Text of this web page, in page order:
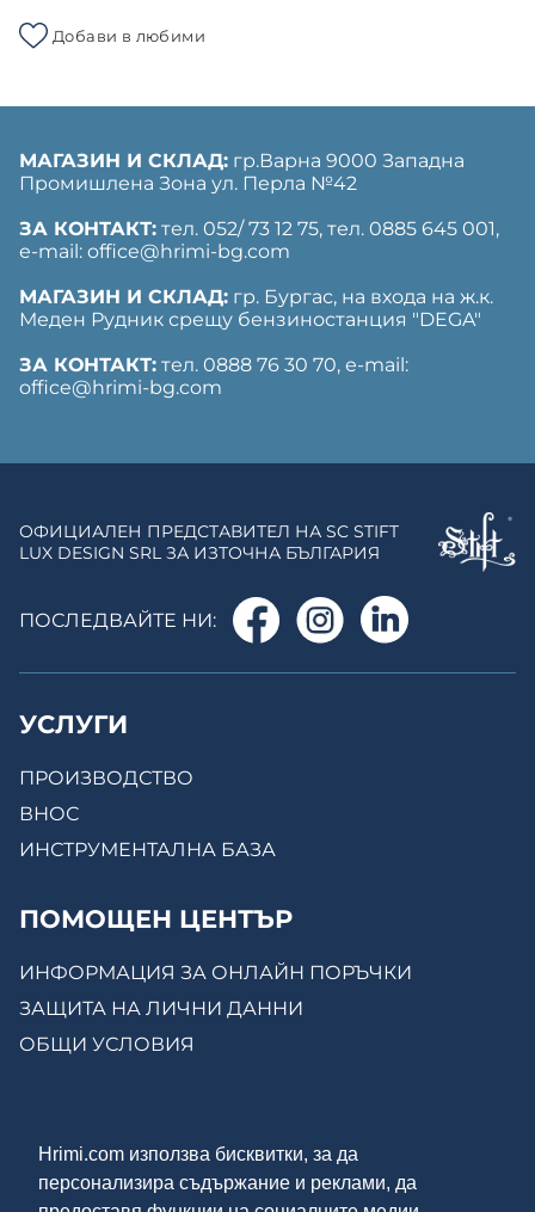
Hrimi.com използва бисквитки, за да
персонализира съдържание и реклами, да
Добави в любими
МАГАЗИН И СКЛАД: гр.Варна 9000 Западна
Промишлена Зона ул. Перла №42
ЗА КОНТАКТ: тел. 052/ 73 12 75, тел. ‎0885 645 001,
е-mail: office@hrimi-bg.com
МАГАЗИН И СКЛАД: гр. Бургас, на входа на ж.к.
Меден Рудник срещу бензиностанция "DEGA"
ЗА КОНТАКТ: тел. 0888 76 30 70, е-mail:
office@hrimi-bg.com
ОФИЦИАЛЕН ПРЕДСТАВИТЕЛ НА SC STIFT
LUX DESIGN SRL ЗА ИЗТОЧНА БЪЛГАРИЯ
ПОСЛЕДВАЙТЕ НИ:
УСЛУГИ
ПРОИЗВОДСТВО
ВНОС
ИНСТРУМЕНТАЛНА БАЗА
ПОМОЩЕН ЦЕНТЪР
ИНФОРМАЦИЯ ЗА ОНЛАЙН ПОРЪЧКИ
ЗАЩИТА НА ЛИЧНИ ДАННИ
ОБЩИ УСЛОВИЯ
ЗА НАС
МОСТРЕНА ЗАЛА